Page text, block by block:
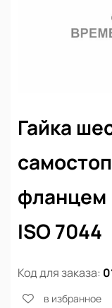
Гайка
ISO 7044
Код для заказа:
в избранное